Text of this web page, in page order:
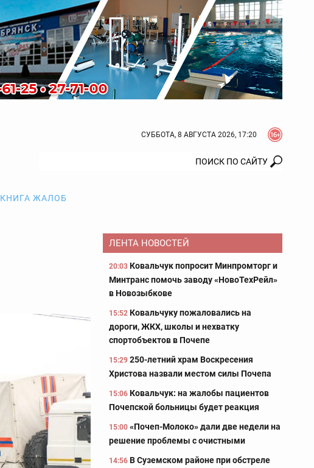
СУББОТА, 8 АВГУСТА 2026, 17:20
КНИГА ЖАЛОБ
ЛЕНТА НОВОСТЕЙ
20:03 Ковальчук попросит Минпромторг и
Минтранс помочь заводу «НовоТехРейл»
в Новозыбкове
15:52 Ковальчуку пожаловались на
дороги, ЖКХ, школы и нехватку
спортобъектов в Почепе
15:29 250-летний храм Воскресения
Христова назвали местом силы Почепа
15:06 Ковальчук: на жалобы пациентов
Почепской больницы будет реакция
15:00 «Почеп-Молоко» дали две недели на
решение проблемы с очистными
14:56 В Суземском районе при обстреле